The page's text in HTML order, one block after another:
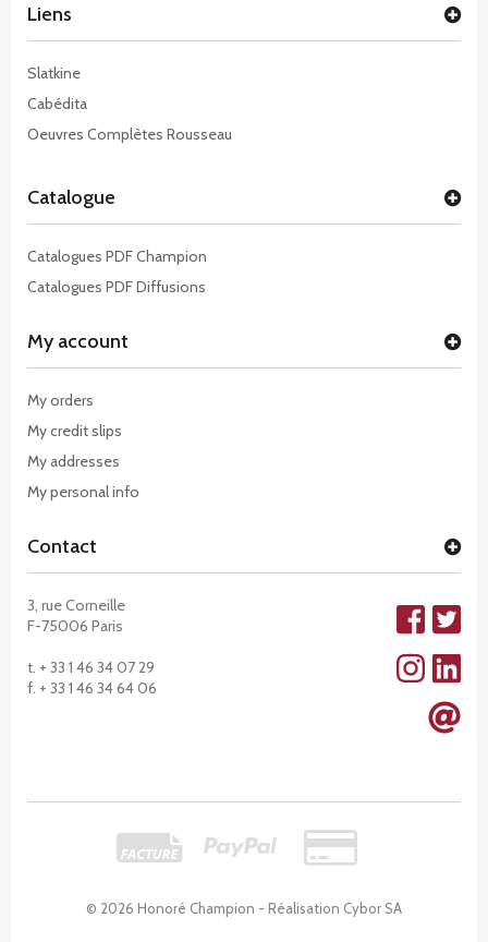
© 2026 Honoré Champion - Réalisation Cybor SA
Liens
Slatkine
Cabédita
Oeuvres Complètes Rousseau
Catalogue
Catalogues PDF Champion
Catalogues PDF Diffusions
My account
My orders
My credit slips
My addresses
My personal info
Contact
3, rue Corneille
F-75006 Paris
t. + 33 1 46 34 07 29
f. + 33 1 46 34 64 06